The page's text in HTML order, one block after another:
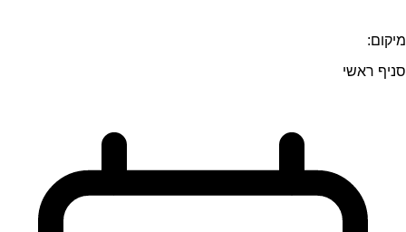
מיקום:
סניף ראשי